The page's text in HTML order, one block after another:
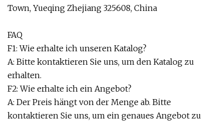
Town, Yueqing Zhejiang 325608, China
FAQ
F1: Wie erhalte ich unseren Katalog?
A: Bitte kontaktieren Sie uns, um den Katalog zu
erhalten.
F2: Wie erhalte ich ein Angebot?
A: Der Preis hängt von der Menge ab. Bitte
kontaktieren Sie uns, um ein genaues Angebot zu